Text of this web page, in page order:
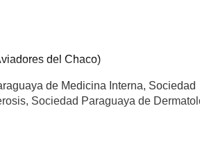
del Chaco)
de Medicina Interna, Sociedad
Sociedad Paraguaya de